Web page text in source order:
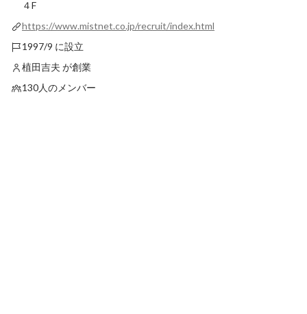
４F
https://www.mistnet.co.jp/recruit/index.html
1997/9 に設立
植田吉夫 が創業
130人のメンバー